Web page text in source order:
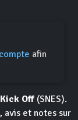
afin
Off (SNES).
avis et notes sur